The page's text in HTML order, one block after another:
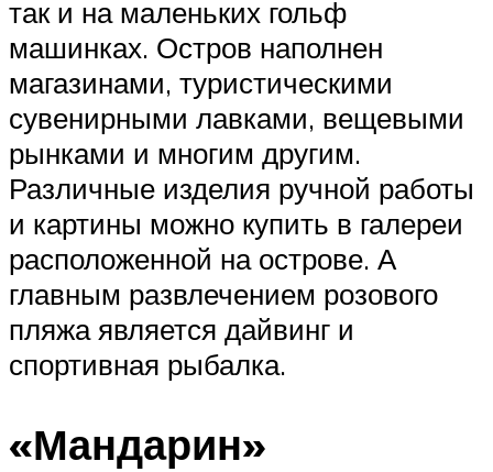
так и на маленьких гольф
машинках. Остров наполнен
магазинами, туристическими
сувенирными лавками, вещевыми
рынками и многим другим.
Различные изделия ручной работы
и картины можно купить в галереи
расположенной на острове. А
главным развлечением розового
пляжа является дайвинг и
спортивная рыбалка.
«Мандарин»